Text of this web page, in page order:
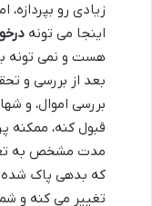
زیادی رو
اینجا می تونه
هست و نمی تونه
بعد از بررسی و
بررسی اموال، و
قبول کنه، ممکنه
مدت مشخص به
که بدهی پاک شده
تغییر می کنه و